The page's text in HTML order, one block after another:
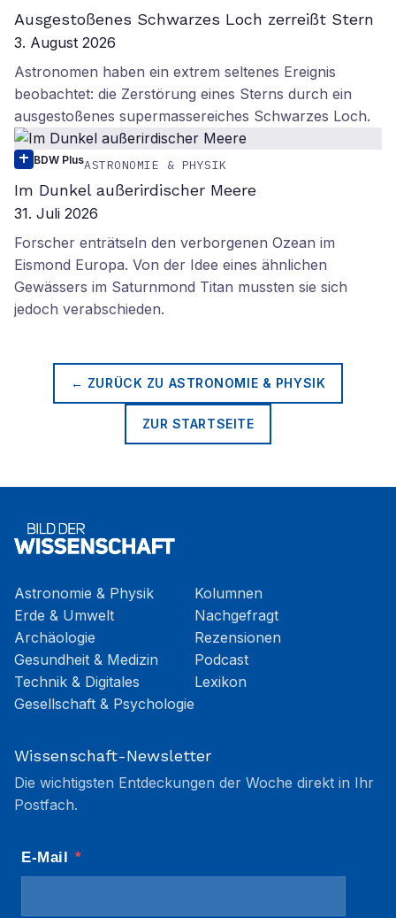
Ausgestoßenes Schwarzes Loch zerreißt Stern
3. August 2026
Astronomen haben ein extrem seltenes Ereignis
beobachtet: die Zerstörung eines Sterns durch ein
ausgestoßenes supermassereiches Schwarzes Loch.
BDW PlusASTRONOMIE & PHYSIK
Im Dunkel außerirdischer Meere
31. Juli 2026
Forscher enträtseln den verborgenen Ozean im
Eismond Europa. Von der Idee eines ähnlichen
Gewässers im Saturnmond Titan mussten sie sich
jedoch verabschieden.
← ZURÜCK ZU ASTRONOMIE & PHYSIK
ZUR STARTSEITE
Astronomie & Physik
Erde & Umwelt
Archäologie
Gesundheit & Medizin
Technik & Digitales
Gesellschaft & Psychologie
Kolumnen
Nachgefragt
Rezensionen
Podcast
Lexikon
Wissenschaft-Newsletter
Die wichtigsten Entdeckungen der Woche direkt in Ihr
Postfach.